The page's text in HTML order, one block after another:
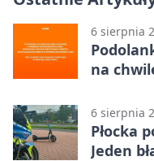
6 sierpnia
na
6 sierpnia
Płocka
Jeden